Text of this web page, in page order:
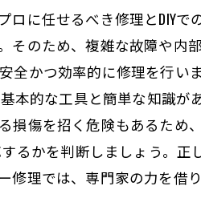
ロに任せるべき修理とDIY
そのため、複雑な故障や内
全かつ効率的に修理を行い
基本的な工具と簡単な知識
損傷を招く危険もあるため
するかを判断しましょう。
修理では、専門家の力を借